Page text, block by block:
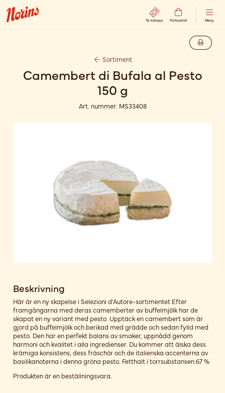
Ta kölapp Förbeställ Meny
Sortiment
Camembert di Bufala al Pesto
150 g
Art. nummer: MS33408
Beskrivning
Här är en ny skapelse i Selezioni d'Autore-sortimentet Efter
framgångarna med deras camemberter av buffelmjölk har de
skapat en ny variant med pesto. Upptäck en camembert som är
gjord på buffelmjölk och berikad med grädde och sedan fylld med
pesto. Den har en perfekt balans av smaker, uppnådd genom
harmoni och kvalitet i alla ingredienser. Du kommer att älska dess
krämiga konsistens, dess fräschör och de italienska accenterna av
basilikanoterna i denna gröna pesto. Fetthalt i torrsubstansen 67 %
Produkten är en beställningsvara.